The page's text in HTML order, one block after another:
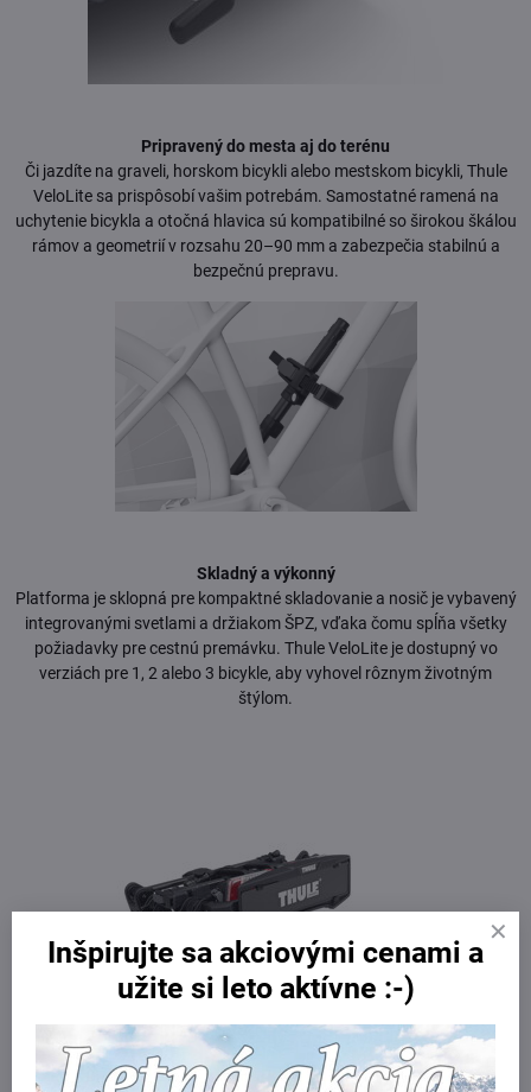
Pripravený do mesta aj do terénu
Či jazdíte na graveli, horskom bicykli alebo mestskom bicykli, Thule
VeloLite sa prispôsobí vašim potrebám. Samostatné ramená na
uchytenie bicykla a otočná hlavica sú kompatibilné so širokou škálou
rámov a geometrií v rozsahu 20–90 mm a zabezpečia stabilnú a
bezpečnú prepravu.
Skladný a výkonný
Platforma je sklopná pre kompaktné skladovanie a nosič je vybavený
integrovanými svetlami a držiakom ŠPZ, vďaka čomu spĺňa všetky
požiadavky pre cestnú premávku. Thule VeloLite je dostupný vo
verziách pre 1, 2 alebo 3 bicykle, aby vyhovel rôznym životným
štýlom.
Inšpirujte sa akciovými cenami a
užite si leto aktívne :-)